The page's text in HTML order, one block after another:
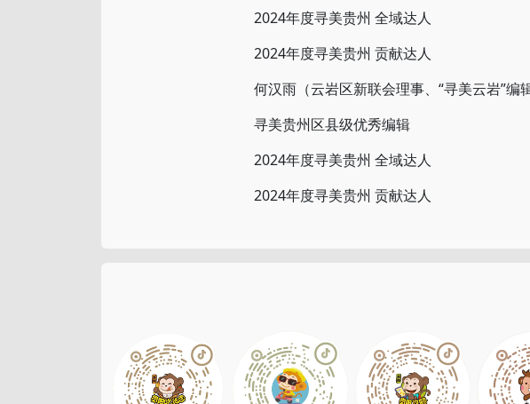
2024年度寻美贵州 全域达人
2024年度寻美贵州 贡献达人
何汉雨（云岩区新联会理事、“寻美云岩”编
寻美贵州区县级优秀编辑
2024年度寻美贵州 全域达人
2024年度寻美贵州 贡献达人